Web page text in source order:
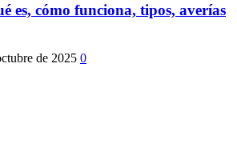
es, cómo funciona, tipos, averías
de 2025 0